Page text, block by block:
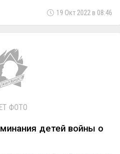
19 Окт 2022 в 08:46
ФОТО
детей войны о